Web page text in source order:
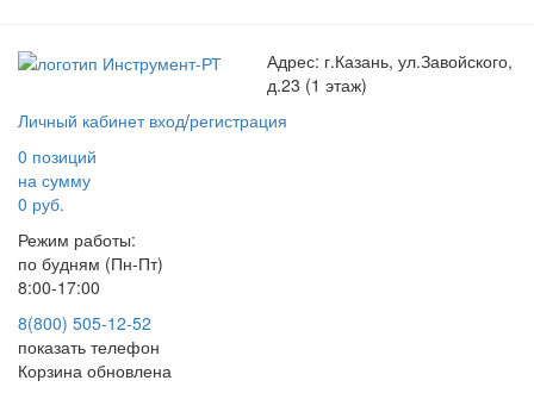
Адрес: г.Казань, ул.Завойского,
д.23 (1 этаж)
Личный кабинет вход/регистрация
0 позиций
на сумму
0 руб.
Режим работы:
по будням (Пн-Пт)
8:00-17:00
8(800) 505-12-52
показать телефон
Корзина обновлена